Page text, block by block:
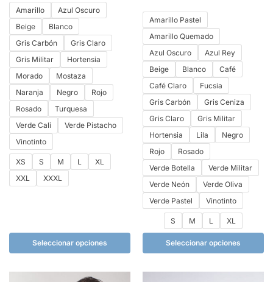
Amarillo
Azul Oscuro
Beige
Blanco
Gris Carbón
Gris Claro
Gris Militar
Hortensia
Morado
Mostaza
Naranja
Negro
Rojo
Rosado
Turquesa
Verde Cali
Verde Pistacho
Vinotinto
XS S M L
XL
XXL
XXXL
Seleccionar opciones
Amarillo Pastel
Amarillo Quemado
Azul Oscuro
Azul Rey
Beige
Blanco
Café
Café Claro
Fucsia
Gris Carbón
Gris Ceniza
Gris Claro
Gris Militar
Hortensia
Lila
Negro
Rojo
Rosado
Verde Botella
Verde Militar
Verde Neón
Verde Oliva
Verde Pastel
Vinotinto
S M L XL
Seleccionar opciones